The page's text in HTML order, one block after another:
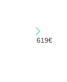
619€